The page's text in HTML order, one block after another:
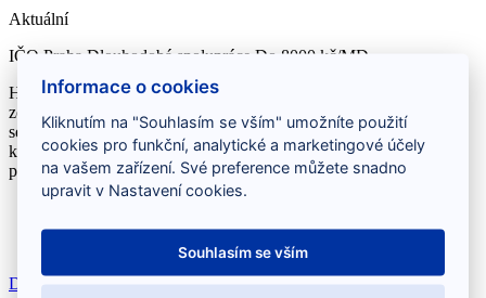
Aktuální
IČO Praha Dlouhodobá spolupráce Do 8000 kč/MD
Hledáme komunikativní IT analytika, který je spolehlivý,
zodpovědný a má logické myšlení. Budeš mít prostor pro
seberealizaci, profesní rozvoj a budeš pracovat ve skvělém týmu. V
kanceláři se potkáváme 3x týdně a zbytek dní máme možnost
pracovat na remote.
UML
Detail inzerátu
Informace o cookies
Kliknutím na "Souhlasím se vším" umožníte použití
cookies pro funkční, analytické a marketingové účely
na vašem zařízení. Své preference můžete snadno
upravit v Nastavení cookies.
Souhlasím se vším